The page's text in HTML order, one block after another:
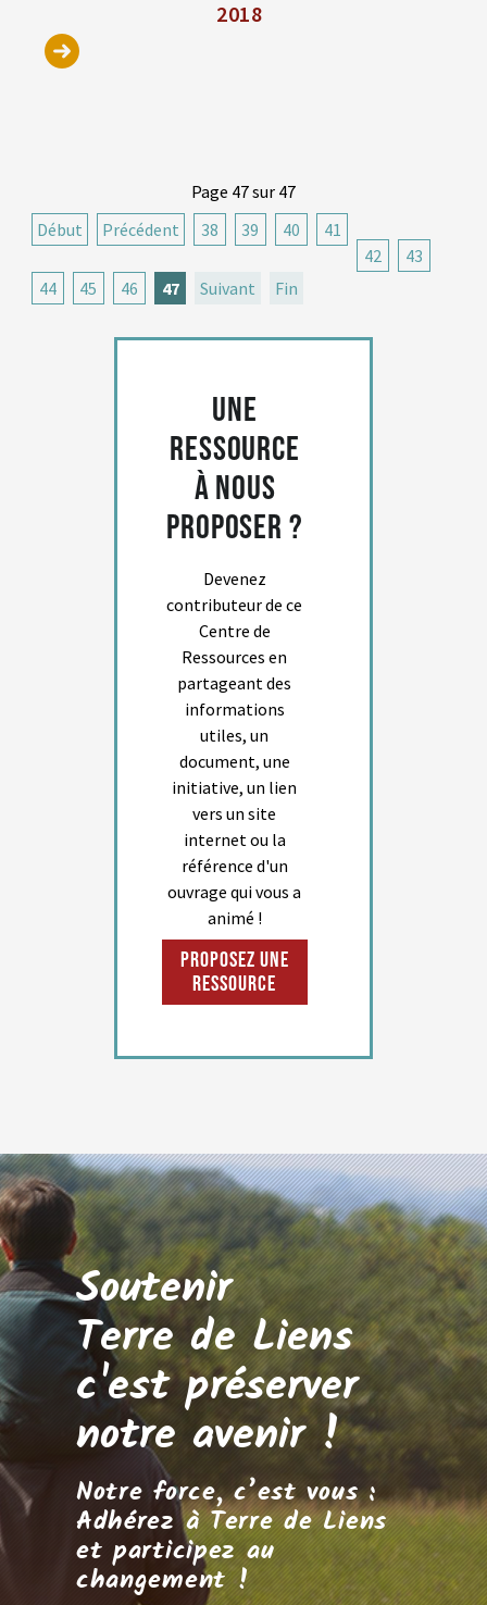
2018
Page 47 sur 47
Début
Précédent 38 39 40
41
42
43
44
45 46 47 Suivant Fin
Une
ressource
à nous
proposer ?
Devenez
contributeur de ce
Centre de
Ressources en
partageant des
informations
utiles, un
document, une
initiative, un lien
vers un site
internet ou la
référence d'un
ouvrage qui vous a
animé !
Proposez une
ressource
Soutenir
Terre de Liens
c'est préserver
notre avenir !
Notre force, c’est vous :
Adhérez à Terre de Liens
et participez au
changement !